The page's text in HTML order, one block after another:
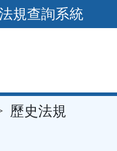
規查詢系統
歷史法規